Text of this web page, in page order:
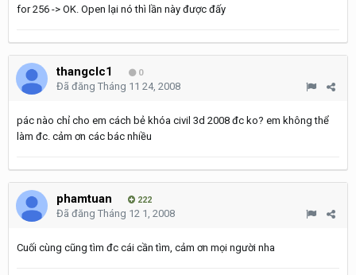
for 256 -> OK. Open lại nó thì lần này được đấy
thangclc1 0
Đã đăng Tháng 11 24, 2008
pác nào chỉ cho em cách bẻ khóa civil 3d 2008 đc ko? em không thể
làm đc. cảm ơn các bác nhiều
phamtuan 222
Đã đăng Tháng 12 1, 2008
Cuối cùng cũng tìm đc cái cần tìm, cảm ơn mọi người nha